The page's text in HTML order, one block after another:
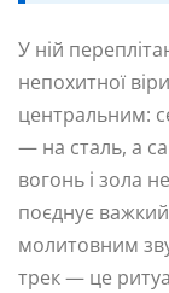
У ній
непохитної
центральним:
— на сталь, а
вогонь і зола
поєднує
молитовним
трек — це